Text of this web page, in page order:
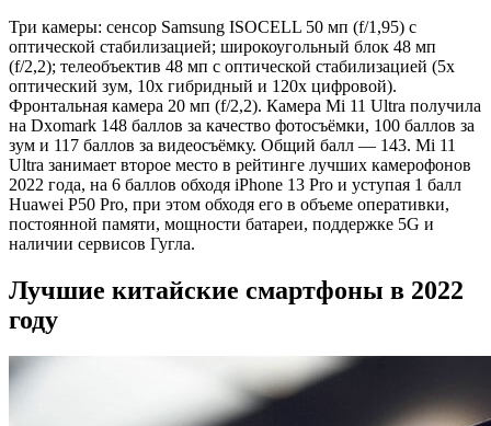
Три камеры: сенсор Samsung ISOCELL 50 мп (f/1,95) с
оптической стабилизацией; широкоугольный блок 48 мп
(f/2,2); телеобъектив 48 мп с оптической стабилизацией (5х
оптический зум, 10х гибридный и 120х цифровой).
Фронтальная камера 20 мп (f/2,2). Камера Mi 11 Ultra получила
на Dxomark 148 баллов за качество фотосъёмки, 100 баллов за
зум и 117 баллов за видеосъёмку. Общий балл — 143. Mi 11
Ultra занимает второе место в рейтинге лучших камерофонов
2022 года, на 6 баллов обходя iPhone 13 Pro и уступая 1 балл
Huawei P50 Pro, при этом обходя его в объеме оперативки,
постоянной памяти, мощности батареи, поддержке 5G и
наличии сервисов Гугла.
Лучшие китайские смартфоны в 2022
году